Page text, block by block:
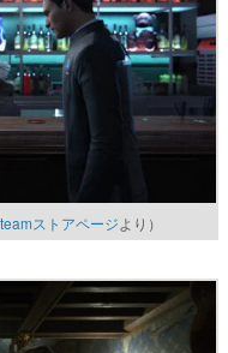
ストアページより）